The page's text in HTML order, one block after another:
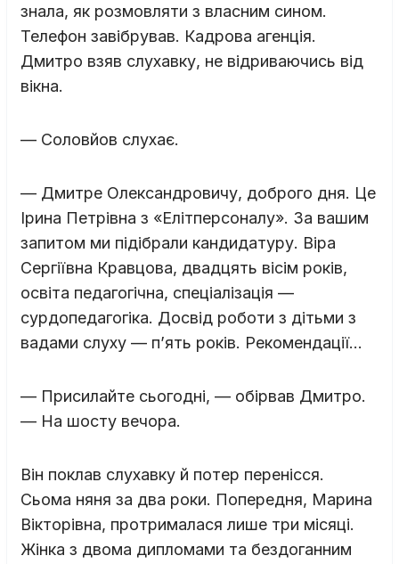
знала, як розмовляти з власним сином.
Телефон завібрував. Кадрова агенція.
Дмитро взяв слухавку, не відриваючись від
вікна.
— Соловйов слухає.
— Дмитре Олександровичу, доброго дня. Це
Ірина Петрівна з «Елітперсоналу». За вашим
запитом ми підібрали кандидатуру. Віра
Сергіївна Кравцова, двадцять вісім років,
освіта педагогічна, спеціалізація —
сурдопедагогіка. Досвід роботи з дітьми з
вадами слуху — п’ять років. Рекомендації…
— Присилайте сьогодні, — обірвав Дмитро.
— На шосту вечора.
Він поклав слухавку й потер перенісся.
Сьома няня за два роки. Попередня, Марина
Вікторівна, протрималася лише три місяці.
Жінка з двома дипломами та бездоганним